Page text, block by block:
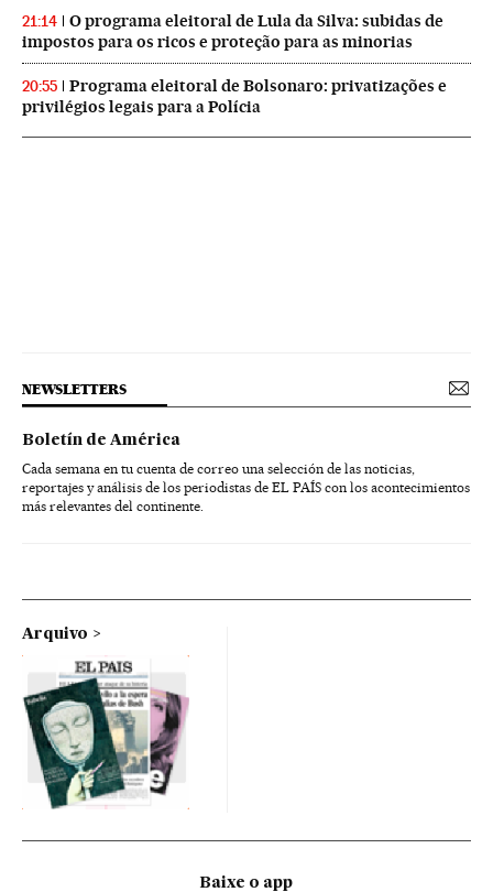
21:14
O programa eleitoral de Lula da Silva: subidas de
impostos para os ricos e proteção para as minorias
20:55
Programa eleitoral de Bolsonaro: privatizações e
privilégios legais para a Polícia
NEWSLETTERS
Boletín de América
Cada semana en tu cuenta de correo una selección de las noticias,
reportajes y análisis de los periodistas de EL PAÍS con los acontecimientos
más relevantes del continente.
Arquivo
Baixe o app